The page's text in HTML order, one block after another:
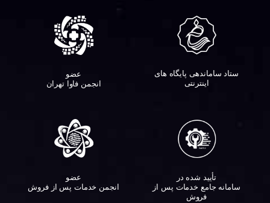
ستاد ساماندهی پایگاه های
اینترنتی
عضو
انجمن فاوا تهران
تأیید شده در
سامانه جامع خدمات پس از
فروش
عضو
انجمن خدمات پس از فروش